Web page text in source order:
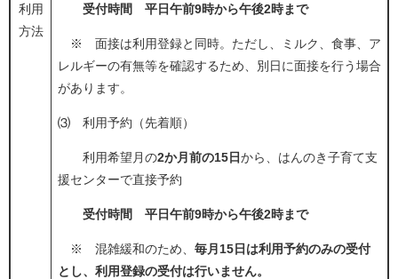
利用
方法
受付時間 平日午前9時から午後2時まで
※ 面接は利用登録と同時。ただし、ミルク、食事、ア
レルギーの有無等を確認するため、別日に面接を行う場合
があります。​
⑶ 利用予約（先着順）
利用希望月の2か月前の15日から、はんのき子育て支
援センターで直接予約
受付時間 平日午前9時から午後2時まで
※ 混雑緩和のため、 毎月15日は利用予約のみの受付
とし、利用登録の受付は行いません。